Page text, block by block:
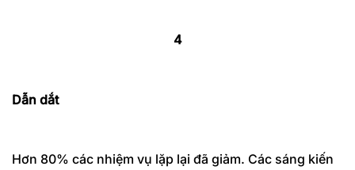
4
Dẫn dắt
Hơn 80% các nhiệm vụ lặp lại đã giảm. Các sáng kiến